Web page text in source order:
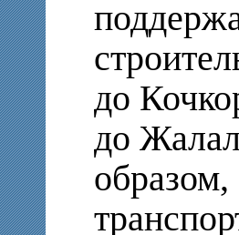
до
до